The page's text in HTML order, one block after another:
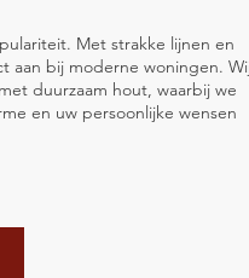
Met strakke lijnen en
aan bij moderne woningen.
duurzaam hout, waarbij we
en uw persoonlijke wensen